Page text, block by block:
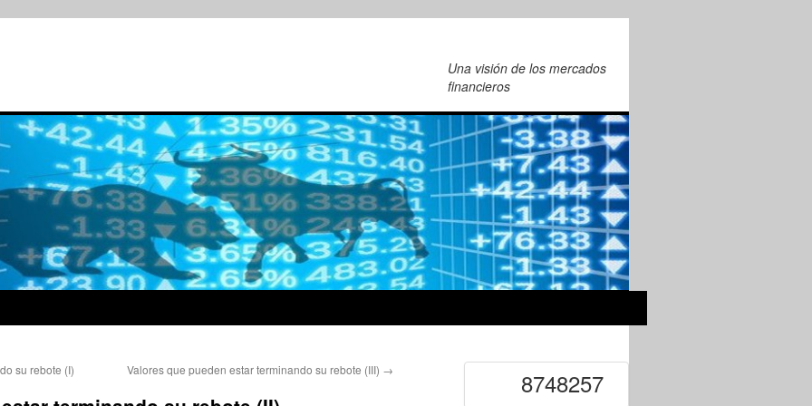
Una visión de los mercados
financieros
su rebote (I) Valores que pueden estar terminando su rebote (III) → 8748257